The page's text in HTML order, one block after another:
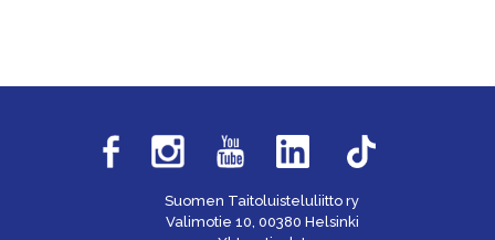
Suomen Taitoluisteluliitto ry
Valimotie 10, 00380 Helsinki